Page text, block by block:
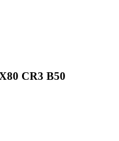
CR3 B50